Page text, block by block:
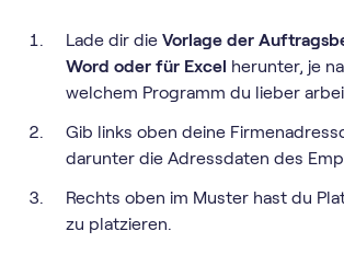
Lade dir die Vorlage der
Word oder für Excel herunter, je
welchem Programm du lieber
Gib links oben deine
darunter die Adressdaten des
Rechts oben im Muster hast du
zu platzieren.